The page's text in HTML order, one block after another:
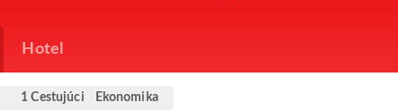
Hotel
1 Cestujúci Ekonomika